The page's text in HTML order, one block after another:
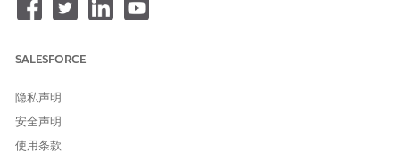
知。
使用 Salesforce IT 台管理票证，应用 AI 驱动的见解，并与
效率更高，手动工作量更少，问题解决速度更快。
SALESFORCE
隐私声明
安全声明
使用条款